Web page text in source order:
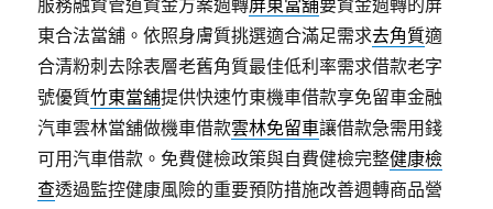
服務融資管道資金方案週轉屏東當舖要資金週轉的屏
東合法當舖。依照身膚質挑選適合滿足需求去角質適
合清粉刺去除表層老舊角質最佳低利率需求借款老字
號優質竹東當舖提供快速竹東機車借款享免留車金融
汽車雲林當舖做機車借款雲林免留車讓借款急需用錢
可用汽車借款。免費健檢政策與自費健檢完整健康檢
查透過監控健康風險的重要預防措施改善週轉商品營